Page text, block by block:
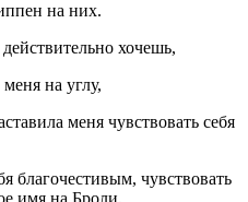
на них.
хочешь,
на углу,
меня чувствовать себя
благочестивым, чувствовать